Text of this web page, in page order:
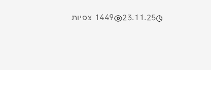
23.11.25 1449 צפיות